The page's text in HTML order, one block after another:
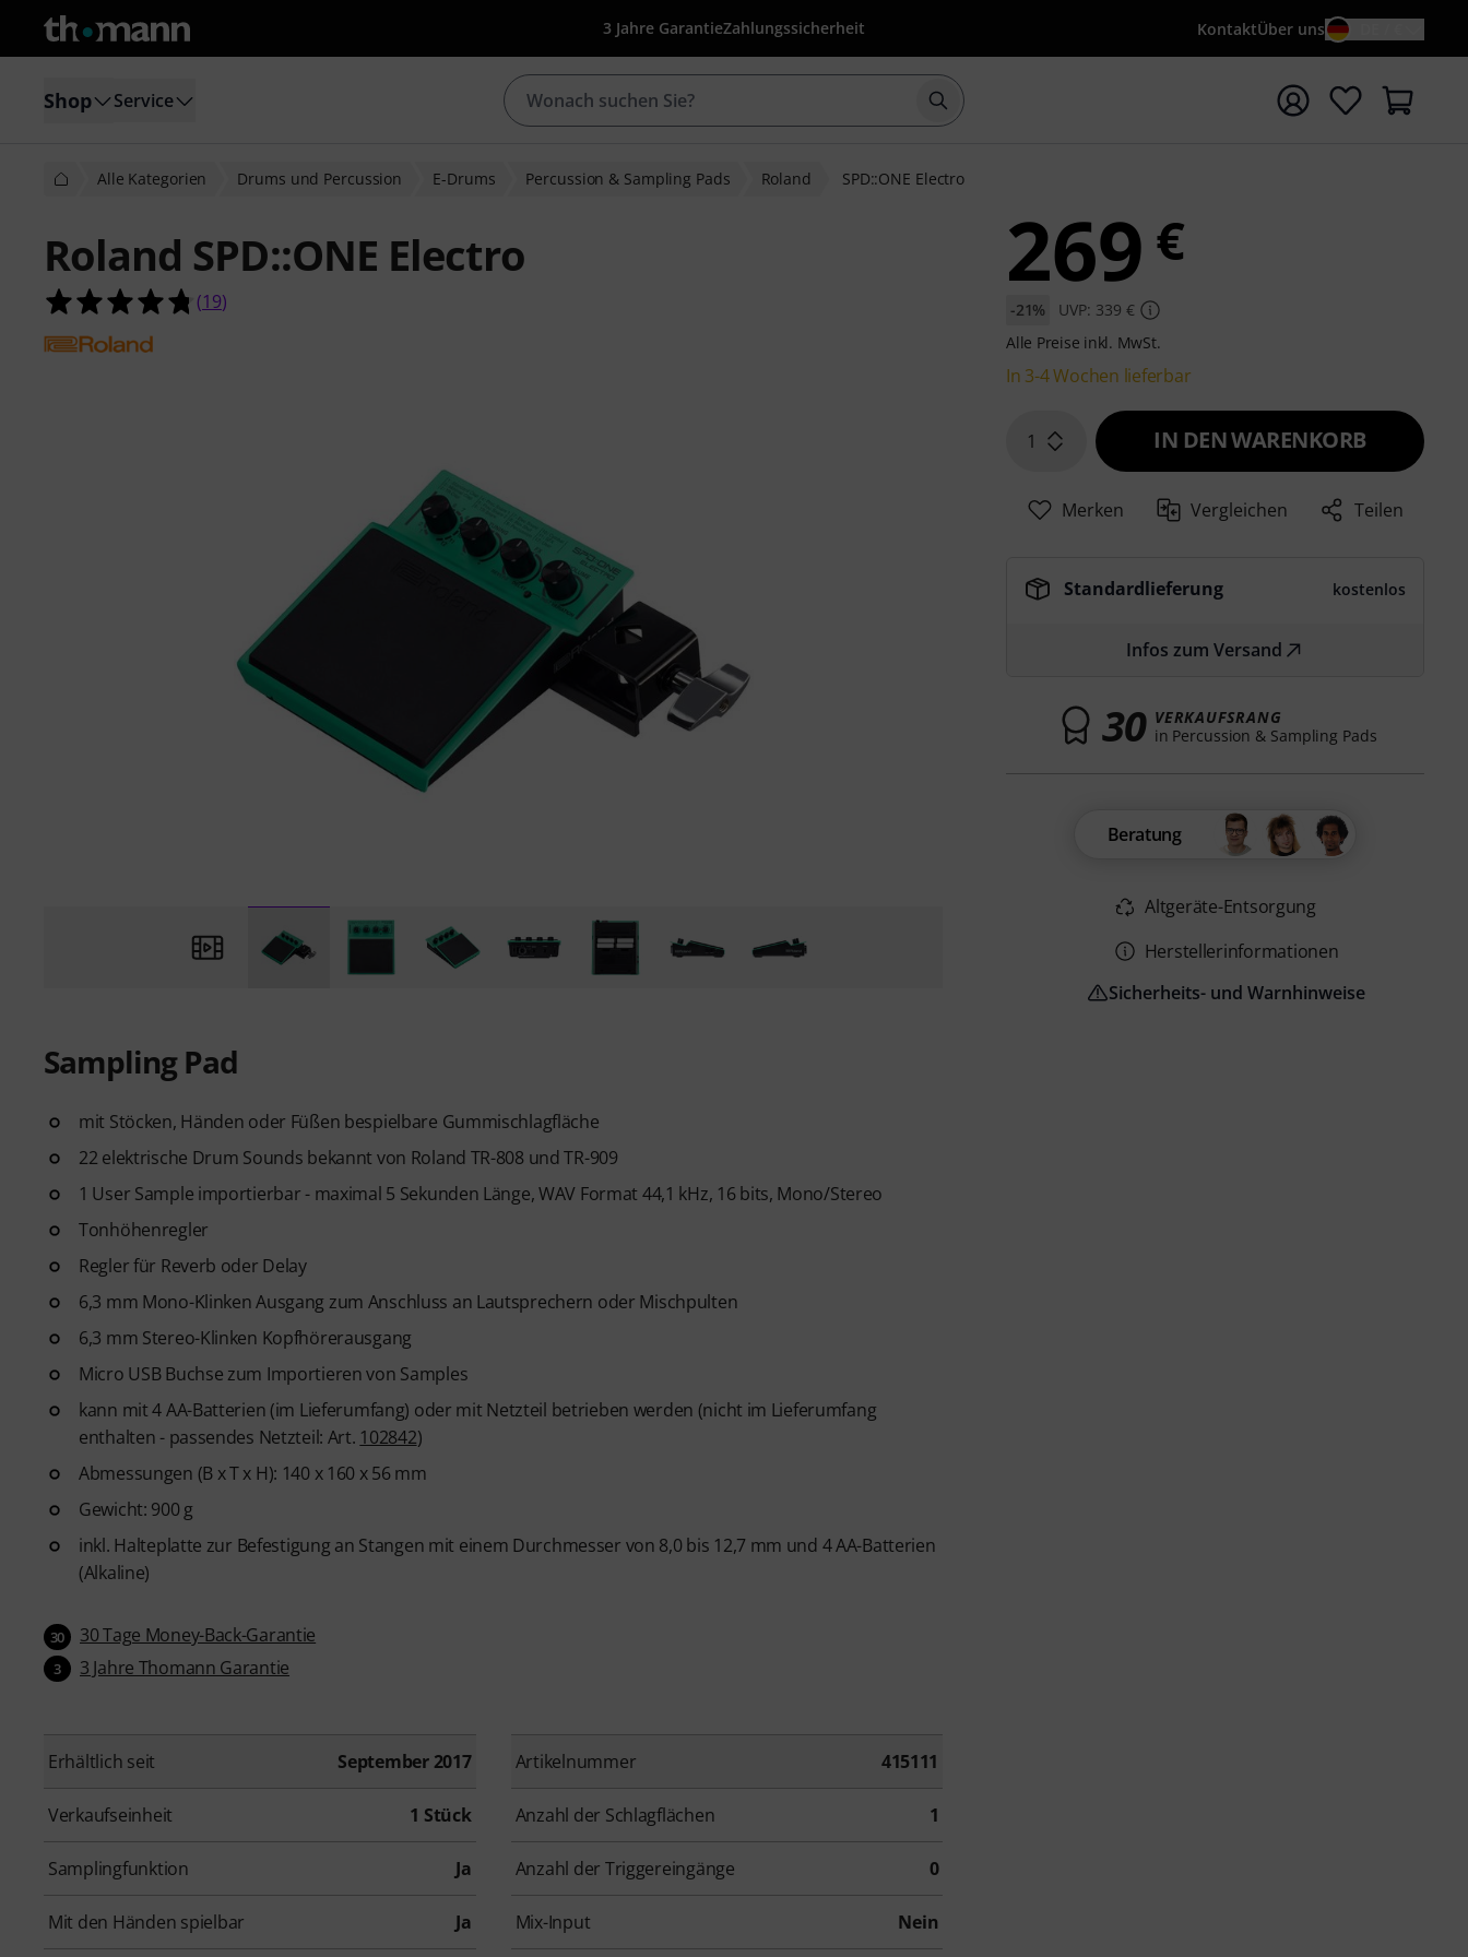
3 Jahre GarantieZahlungssicherheit KontaktÜber uns
Shop Service Suche mit Suchwort {searchTerm} starten
Alle Kategorien Drums und Percussion E-Drums Percussion & Sampling Pads Roland SPD::ONE Electro
Roland SPD::ONE Electro
4.7 von 5 Sternen aus 19 Kundenbewertungen
(19)
Sampling Pad
mit Stöcken, Händen oder Füßen bespielbare Gummischlagfläche
22 elektrische Drum Sounds bekannt von Roland TR-808 und TR-909
1 User Sample importierbar - maximal 5 Sekunden Länge, WAV Format 44,1 kHz, 16 bits, Mono/Stereo
Tonhöhenregler
Regler für Reverb oder Delay
6,3 mm Mono-Klinken Ausgang zum Anschluss an Lautsprechern oder Mischpulten
6,3 mm Stereo-Klinken Kopfhörerausgang
Micro USB Buchse zum Importieren von Samples
kann mit 4 AA-Batterien (im Lieferumfang) oder mit Netzteil betrieben werden (nicht im Lieferumfang
enthalten - passendes Netzteil: Art. 102842)
Abmessungen (B x T x H): 140 x 160 x 56 mm
Gewicht: 900 g
inkl. Halteplatte zur Befestigung an Stangen mit einem Durchmesser von 8,0 bis 12,7 mm und 4 AA-Batterien
(Alkaline)
30 30 Tage Money-Back-Garantie
3 3 Jahre Thomann Garantie
Erhältlich seit September 2017 Artikelnummer 415111
Verkaufseinheit 1 Stück Anzahl der Schlagflächen 1
Samplingfunktion Ja Anzahl der Triggereingänge 0
Mit den Händen spielbar Ja Mix-Input Nein
269 €
-21%
UVP: 339 €
Alle Preise inkl. MwSt.
In 3-4 Wochen lieferbar
1 IN DEN WARENKORB
Merken Vergleichen Teilen
Standardlieferung kostenlos
Infos zum Versand
30 VERKAUFSRANG
in Percussion & Sampling Pads
Beratung
Altgeräte-Entsorgung
Herstellerinformationen
Sicherheits- und Warnhinweise